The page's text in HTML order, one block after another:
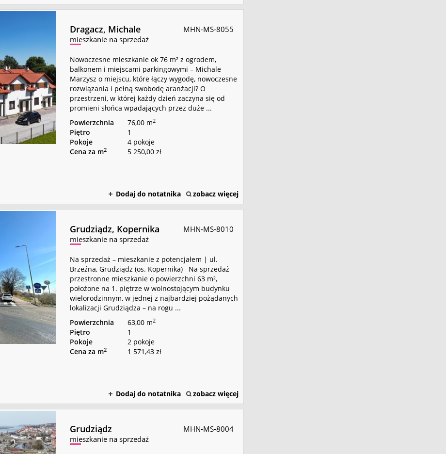
Dragacz, Michale
mieszkanie na sprzedaż
MHN-MS-8055
Nowoczesne mieszkanie ok 76 m² z ogrodem,
balkonem i miejscami parkingowymi – Michale
Marzysz o miejscu, które łączy wygodę, nowoczesne
rozwiązania i pełną swobodę aranżacji? O
przestrzeni, w której każdy dzień zaczyna się od
promieni słońca wpadających przez duże ...
Powierzchnia
76,00 m2
Piętro
1
Pokoje
4 pokoje
Cena za m2 5 250,00 zł
Dodaj do notatnika zobacz więcej
Grudziądz, Kopernika
mieszkanie na sprzedaż
MHN-MS-8010
Na sprzedaż – mieszkanie z potencjałem | ul.
Brzeźna, Grudziądz (os. Kopernika) Na sprzedaż
przestronne mieszkanie o powierzchni 63 m²,
położone na 1. piętrze w wolnostojącym budynku
wielorodzinnym, w jednej z najbardziej pożądanych
lokalizacji Grudziądza – na rogu ...
Powierzchnia
63,00 m2
Piętro
1
Pokoje
2 pokoje
Cena za m2 1 571,43 zł
Dodaj do notatnika zobacz więcej
Grudziądz
mieszkanie na sprzedaż
MHN-MS-8004